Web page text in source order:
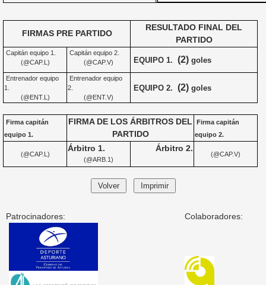
FIRMAS PRE PARTIDO
RESULTADO FINAL DEL
PARTIDO
Capitán equipo 1.
(@CAP.L)
Capitán equipo 2.
(@CAP.V)
EQUIPO 1. (2) goles
Entrenador equipo
1.
(@ENT.L)
Entrenador equipo
2.
(@ENT.V)
EQUIPO 2. (2) goles
Firma capitán
equipo 1.
FIRMA DE LOS ÁRBITROS DEL
PARTIDO
Firma capitán
equipo 2.
(@CAP.L)
Árbitro 1.
(@ARB.1)
Árbitro 2.
(@CAP.V)
Patrocinadores: Colaboradores: